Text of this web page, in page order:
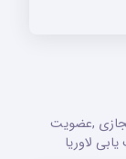
,عضویت
لاوریا